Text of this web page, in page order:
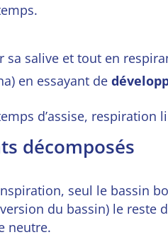
sa salive et tout en
en essayant de
d’assise, respiration
décomposés
seul le bassin
du bassin) le reste
neutre.